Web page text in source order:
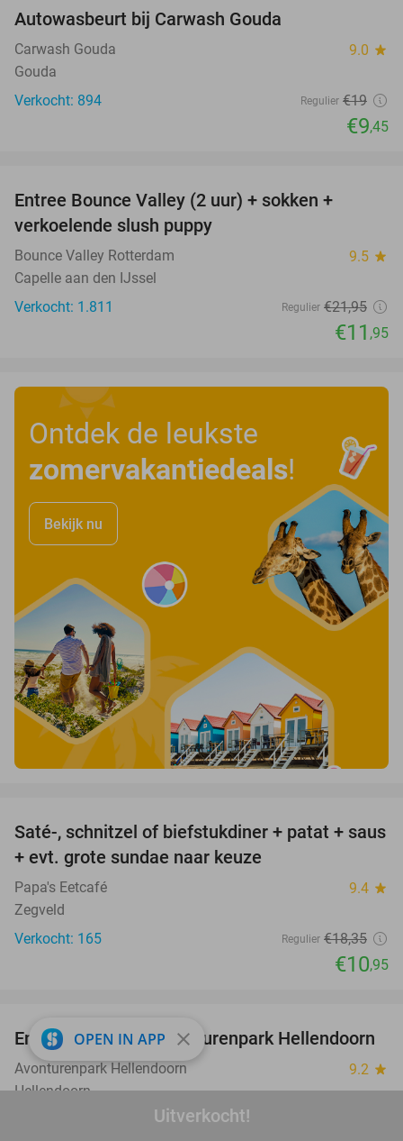
Uitverkocht!
Autowasbeurt bij Carwash Gouda
Carwash Gouda 9.0 star
Gouda
Verkocht: 894
Regulier €19
€9,45
Entree Bounce Valley (2 uur) + sokken +
verkoelende slush puppy
Bounce Valley Rotterdam 9.5 star
Capelle aan den IJssel
Verkocht: 1.811
Regulier €21,95
€11 ,95
Ontdek de leukste
zomervakantiedeals!
Bekijk nu
40%
Saté-, schnitzel of biefstukdiner + patat + saus
+ evt. grote sundae naar keuze
Papa's Eetcafé 9.4 star
Zegveld
Verkocht: 165
Regulier €18,35
€10,95
41%
Entreeticket voor Avonturenpark Hellendoorn
Avonturenpark Hellendoorn 9.2 star
Hellendoorn
OPEN IN APP close